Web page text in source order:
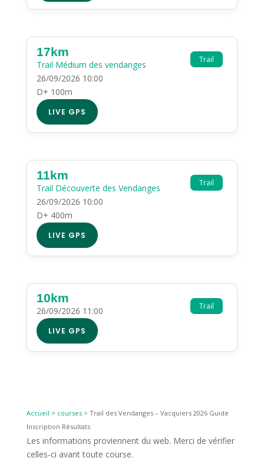
Trail
17km
Trail Médium des vendanges
26/09/2026 10:00
D+ 100m
LIVE GPS
Trail
11km
Trail Découverte des Vendanges
26/09/2026 10:00
D+ 400m
LIVE GPS
Trail
10km
26/09/2026 11:00
LIVE GPS
Accueil > courses> Trail des Vendanges – Vacquiers 2026 Guide
Inscription Résultats
Les informations proviennent du web. Merci de vérifier
celles-ci avant toute course.